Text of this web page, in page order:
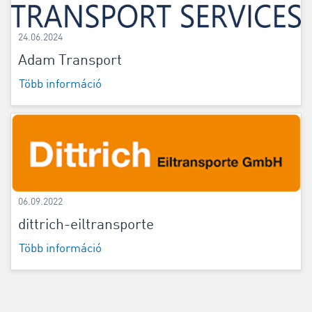
24.06.2024
Adam Transport
Több információ
06.09.2022
dittrich-eiltransporte
Több információ